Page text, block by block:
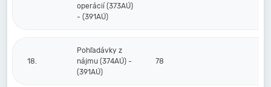
operácií (373AÚ)
- (391AÚ)
18.
Pohľadávky z
nájmu (374AÚ) -
(391AÚ)
78